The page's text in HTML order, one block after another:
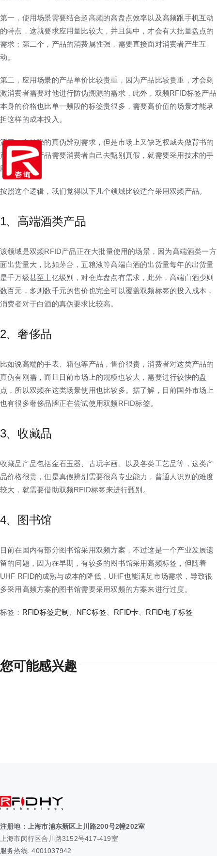
第一，使用场景需要结合超高频的高盘点效率以及高频跟手机互动
的特点，这就要求应用量比较大，并且集中，才会有大批量盘点的
需求；第二个，产品的消费属性强，需要直接面对消费者产生互
动。
第二，应用场景的产品单价比较贵重，因为产品比较贵重，才会刺
激消费者需要对他进行防伪溯源的需求，此外，双频RFID标签产品
本身的价格也比单一频段的标签贵很多，需要高价值的场景才能承
担这样的成本投入。
第三，有较强的真伪辨别需求，但是市场上又缺乏权威去做背书的
产品，这类产品需要消费者自己去甄别真假，就需要采用技术的手
段。
按照这个逻辑，我们觉得以下几个领域比较适合采用双频产品。
1、高端酒类产品
该领域是双频RFID产品正在大批量使用的场景，因为高端酒类一方
面出货量大，比如茅台，五粮液等高端白酒的出货量每年的出货量
是千万级甚至上亿级别，对仓库盘点有需求，此外，高端白酒少则
数百元，多则数千元的售价也完全可以覆盖双频标签的投入成本，
消费者对于白酒的真伪要求比较高。
2、奢侈品
比如说高端的手表、箱包等产品，售价很贵，消费者对这类产品的
真伪有刚需，而且目前市场上的规模也较大，需要进行较快的盘
点，所以双频在这类场景使用也比较多。据了解，目前国外市场上
也有很多奢侈品牌正在尝试使用双频RFID标签。
3、收藏品
收藏品产品包括金石玉器、古玩字画、以及各类工艺品等，这类产
品价格很贵，但是真假辨别需要很高专业能力，普通人识别的难度
较大，就需要借助双频RFID标签来进行甄别。
4、图书馆
目前在国内有部分图书馆采用双频方案，不过这是一个产业发展遗
留的问题，因为在早期，有较多的图书馆采用高频标签，但随着
UHF RFID的成熟与成本的降低，UHF也能满足市场需求，导致很
多采用高频方案的图书馆需要采用双频的方案来进行过度。
标签： RFID标签定制 NFC标签、 RFID卡 RFID电子标签
您可能感兴趣
注册地：上海市浦东新区上川路200号2幢202室
上海市闵行区合川路3152号417-419室
服务热线: 4001037942